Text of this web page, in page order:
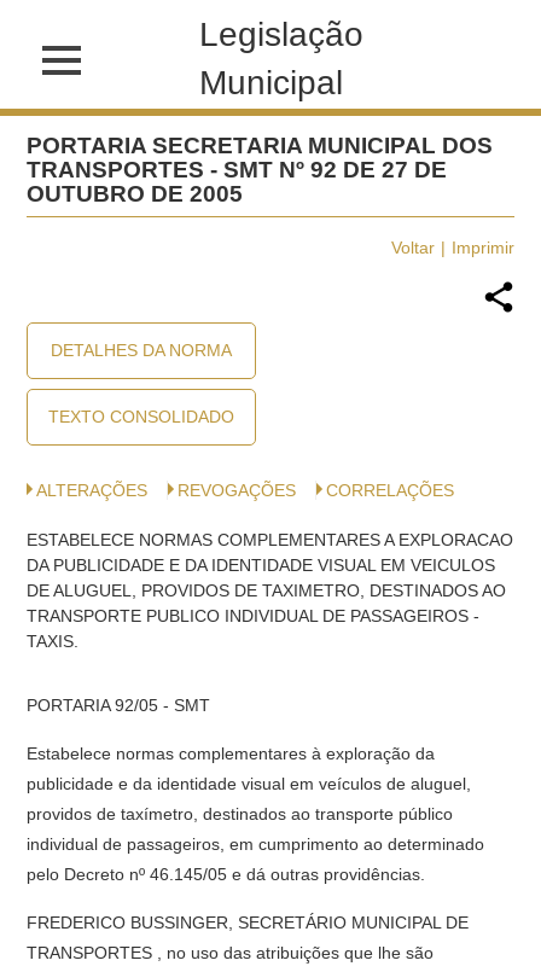
Legislação
Municipal
PORTARIA SECRETARIA MUNICIPAL DOS
TRANSPORTES - SMT Nº 92 DE 27 DE
OUTUBRO DE 2005
Voltar Imprimir
DETALHES DA NORMA
TEXTO CONSOLIDADO
ALTERAÇÕES REVOGAÇÕES CORRELAÇÕES
ESTABELECE NORMAS COMPLEMENTARES A EXPLORACAO
DA PUBLICIDADE E DA IDENTIDADE VISUAL EM VEICULOS
DE ALUGUEL, PROVIDOS DE TAXIMETRO, DESTINADOS AO
TRANSPORTE PUBLICO INDIVIDUAL DE PASSAGEIROS -
TAXIS.
PORTARIA 92/05 - SMT
Estabelece normas complementares à exploração da
publicidade e da identidade visual em veículos de aluguel,
providos de taxímetro, destinados ao transporte público
individual de passageiros, em cumprimento ao determinado
pelo Decreto nº 46.145/05 e dá outras providências.
FREDERICO BUSSINGER, SECRETÁRIO MUNICIPAL DE
TRANSPORTES , no uso das atribuições que lhe são